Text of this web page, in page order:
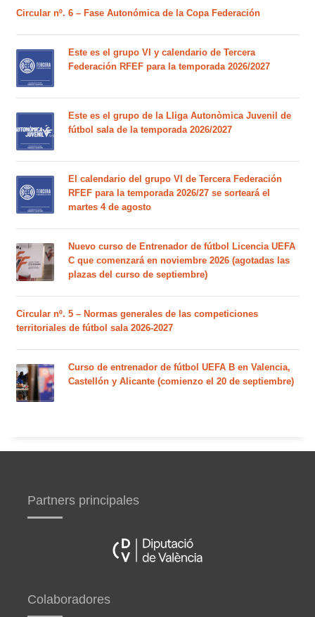
Circular nº. 6 – Fase Autonómica de la Copa Federación
Este es el grupo VI y calendario de Tercera
Federación RFEF para la temporada 2026/2027
Este es el grupo de la Lliga Autonòmica Juvenil de
fútbol sala de la temporada 2026/2027
El calendario del grupo VI de Tercera Federación
RFEF para la temporada 2026/27 se sorteará el
martes 4 de agosto
Nuevo curso de Entrenador de fútbol Licencia UEFA
C que comenzará en noviembre 2026 (agotadas las
plazas del curso de septiembre)
Circular nº. 5 – Normas generales de las competiciones
territoriales de fútbol sala 2026-2027
Curso de entrenador de fútbol UEFA B en Valencia,
Castellón y Alicante (comienzo el 20 de septiembre)
Partners principales
Colaboradores